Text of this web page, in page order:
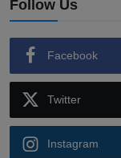
Follow Us
Facebook
Twitter
Instagram